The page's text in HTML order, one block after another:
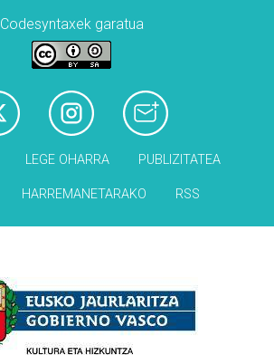
Codesyntaxek garatua
LEGE OHARRA PUBLIZITATEA
HARREMANETARAKO RSS